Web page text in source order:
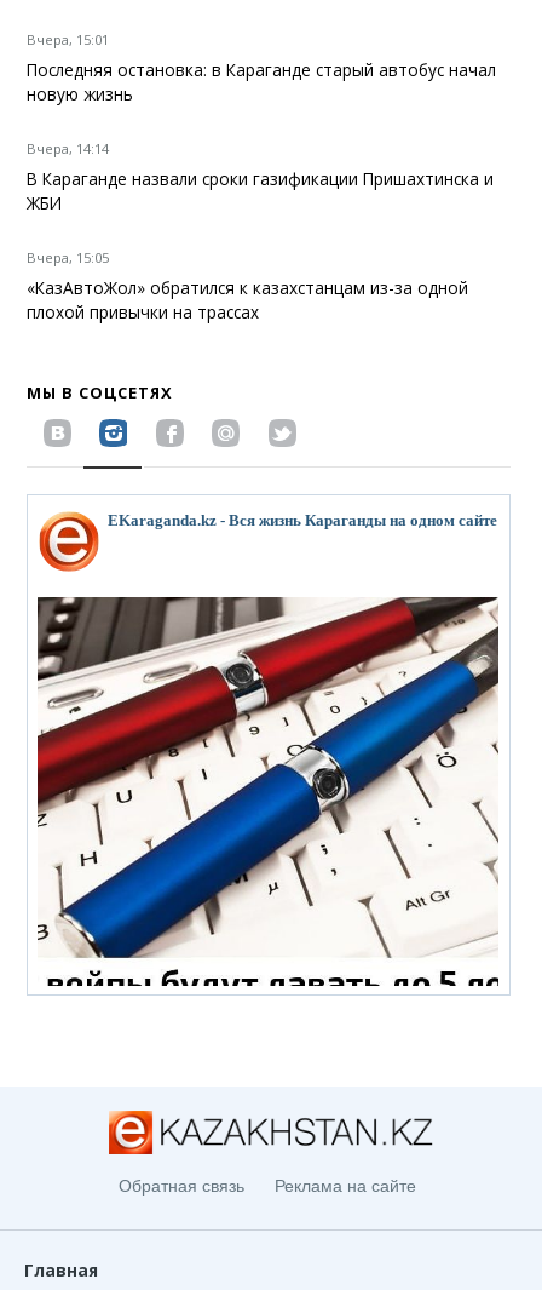
Вчера, 15:01
Последняя остановка: в Караганде старый автобус начал
новую жизнь
Вчера, 14:14
В Караганде назвали сроки газификации Пришахтинска и
ЖБИ
Вчера, 15:05
«КазАвтоЖол» обратился к казахстанцам из-за одной
плохой привычки на трассах
МЫ В СОЦСЕТЯХ
EKaraganda.kz - Вся жизнь Караганды на одном сайте
Обратная связь Реклама на сайте
Главная